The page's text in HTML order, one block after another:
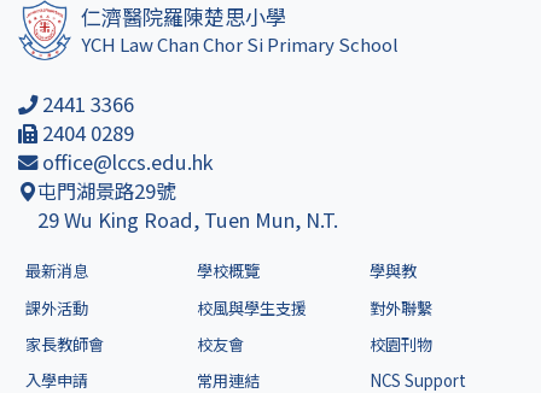
仁濟醫院羅陳楚思小學
YCH Law Chan Chor Si Primary School
2441 3366
2404 0289
office@lccs.edu.hk
屯門湖景路29號
29 Wu King Road, Tuen Mun, N.T.
最新消息 學校概覽
學與教
課外活動
校風與學生支援
對外聯繫
家長教師會
校友會
校園刊物
入學申請
常用連結 NCS Support